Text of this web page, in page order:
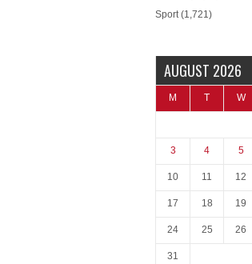
Sport(1,721)
AUGUST 2026
M T W
3 4 5
10 11 12
17 18 19
24 25 26
31